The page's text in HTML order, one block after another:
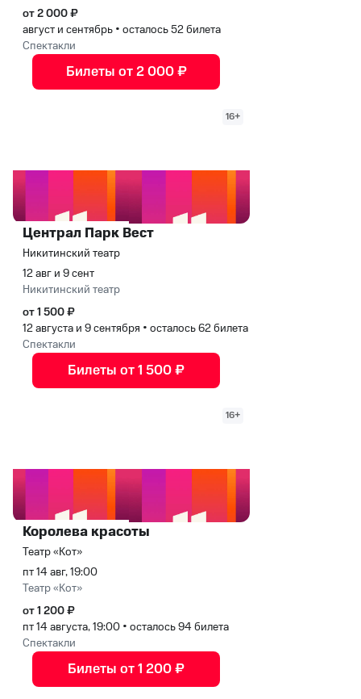
от 2 000 ₽
август и сентябрь • осталось 52 билета
Спектакли
Билеты от 2 000 ₽
16+
Централ Парк Вест
Никитинский театр
12 авг и 9 сент
Никитинский театр
от 1 500 ₽
12 августа и 9 сентября • осталось 62 билета
Спектакли
Билеты от 1 500 ₽
16+
Королева красоты
Театр «Кот»
пт 14 авг, 19:00
Театр «Кот»
от 1 200 ₽
пт 14 августа, 19:00 • осталось 94 билета
Спектакли
Билеты от 1 200 ₽